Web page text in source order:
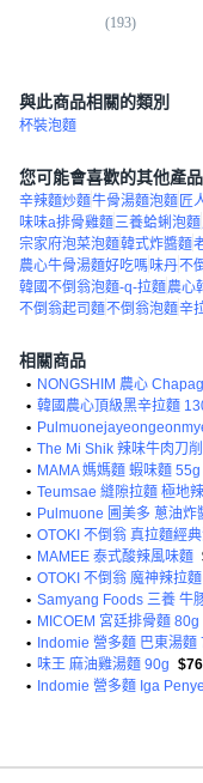
(193)
與此商品相關的類別
杯裝泡麵
您可能會喜歡的其他產品
辛辣麵炒麵牛骨湯麵泡麵 匠
味味a排骨雞麵三養蛤蜊泡麵
宗家府泡菜泡麵韓式炸醬麵
農心牛骨湯麵好吃嗎味丹不
韓國不倒翁泡麵-q-拉麵農心
不倒翁起司麵不倒翁泡麵辛
相關商品
• NONGSHIM 農心
• 韓國農心頂級黑辛拉麵
•
• The Mi Shik 辣味牛肉刀
• MAMA 媽媽麵 蝦味麵 55g
• Teumsae 縫隙拉麵 極地
• Pulmuone 圃美多 蔥油炸
•
• MAMEE 泰式酸辣風味麵
• OTOKI 不倒翁 魔神辣拉
• Samyang Foods 三養 牛
• MICOEM 宮廷排骨麵 80g
• Indomie 營多麵 巴東湯麵
• 味王 麻油雞湯麵 90g $76
• Indomie 營多麵 Iga